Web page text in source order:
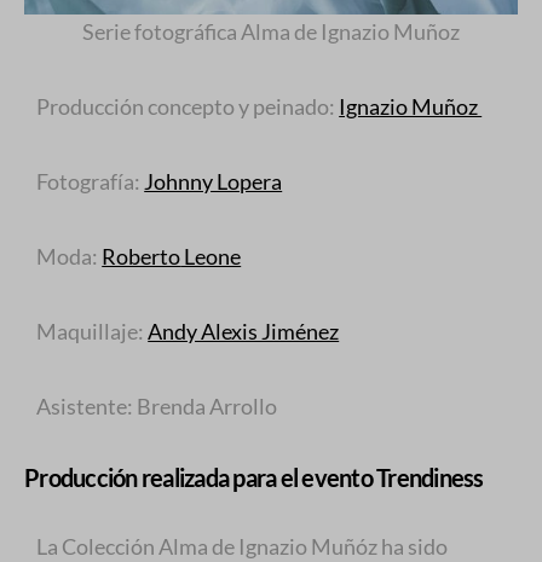
Serie fotográfica Alma de Ignazio Muñoz
Producción concepto y peinado: Ignazio Muñoz
Fotografía:Johnny Lopera
Moda: RobertoLeone
Maquillaje:Andy Alexis Jiménez
Asistente: Brenda Arrollo
Producción realizada para el evento Trendiness
La Colección Alma de Ignazio Muñóz ha sido